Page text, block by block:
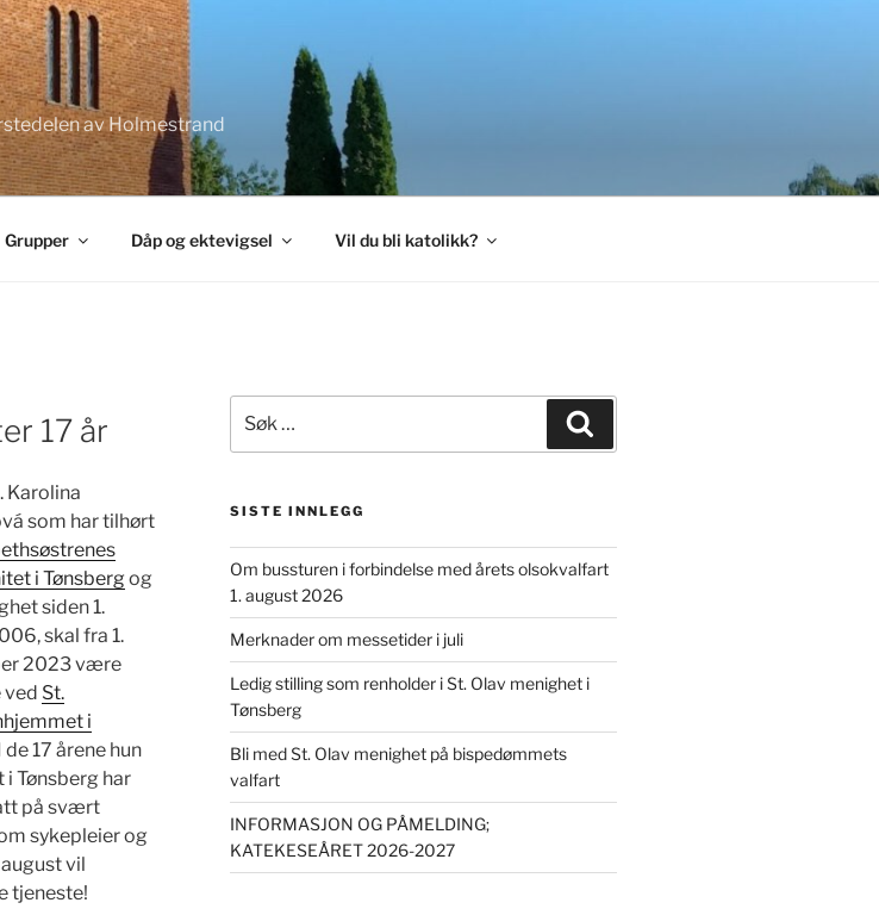
av Holmestrand
Grupper Dåp og ektevigsel Vil du bli katolikk?
17 år
Karolina
som har tilhørt
i Tønsbergog
siden 1.
skal fra 1.
2023 være
ved St.
i
de 17 årene hun
i Tønsberg har
på svært
sykepleier og
vil
tjeneste!
etter:
SISTE INNLEGG
Om bussturen i forbindelse med årets olsokvalfart
1. august 2026
Merknader om messetider i juli
Ledig stilling som renholder i St. Olav menighet i
Tønsberg
Bli med St. Olav menighet på bispedømmets
valfart
INFORMASJON OG PÅMELDING;
KATEKESEÅRET 2026-2027